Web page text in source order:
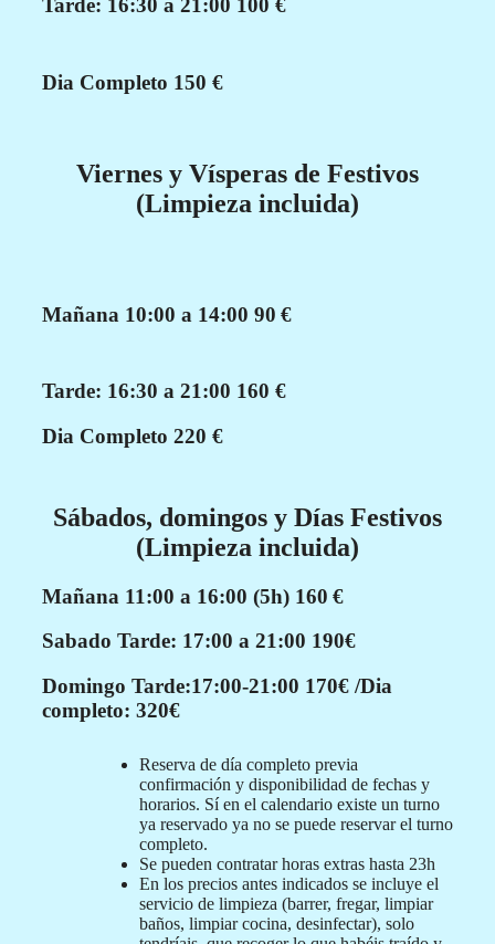
Tarde: 16:30 a 21:00 100 €
Dia Completo 150 €
Viernes y Vísperas de Festivos
(Limpieza incluida)
Mañana 10:00 a 14:00 90 €
Tarde: 16:30 a 21:00 160 €
Dia Completo 220 €
Sábados, domingos y Días Festivos
(Limpieza incluida)
Mañana 11:00 a 16:00 (5h) 160 €
Sabado Tarde: 17:00 a 21:00 190€
Domingo Tarde:17:00-21:00 170€ /Dia
completo: 320€
Reserva de día completo previa
confirmación y disponibilidad de fechas y
horarios. Sí en el calendario existe un turno
ya reservado ya no se puede reservar el turno
completo.
Se pueden contratar horas extras hasta 23h
En los precios antes indicados se incluye el
servicio de limpieza (barrer, fregar, limpiar
baños, limpiar cocina, desinfectar), solo